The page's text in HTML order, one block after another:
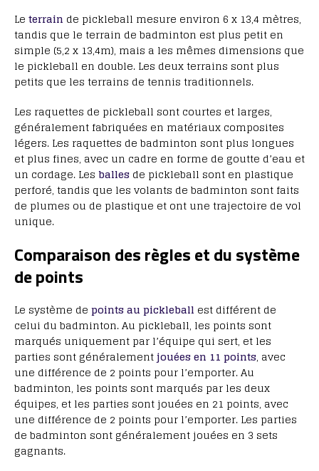
Le terrain de pickleball mesure environ 6 x 13,4 mètres,
tandis que le terrain de badminton est plus petit en
simple (5,2 x 13,4m), mais a les mêmes dimensions que
le pickleball en double. Les deux terrains sont plus
petits que les terrains de tennis traditionnels.
Les raquettes de pickleball sont courtes et larges,
généralement fabriquées en matériaux composites
légers. Les raquettes de badminton sont plus longues
et plus fines, avec un cadre en forme de goutte d’eau et
un cordage. Les balles de pickleball sont en plastique
perforé, tandis que les volants de badminton sont faits
de plumes ou de plastique et ont une trajectoire de vol
unique.
Comparaison des règles et du système
de points
Le système de points au pickleball est différent de
celui du badminton. Au pickleball, les points sont
marqués uniquement par l’équipe qui sert, et les
parties sont généralementjouées en 11 points, avec
une différence de 2 points pour l’emporter. Au
badminton, les points sont marqués par les deux
équipes, et les parties sont jouées en 21 points, avec
une différence de 2 points pour l’emporter. Les parties
de badminton sont généralement jouées en 3 sets
gagnants.